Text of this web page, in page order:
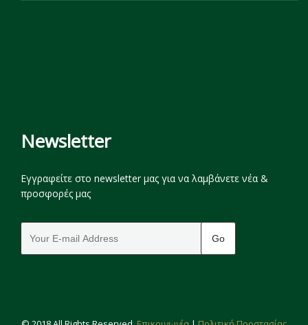
Newsletter
Εγγραφείτε στο newsletter μας για να λαμβάνετε νέα &
προσφορές μας